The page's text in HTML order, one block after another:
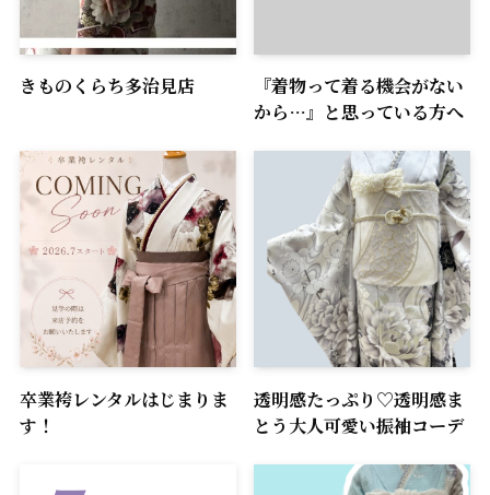
きものくらち多治見店
『着物って着る機会がない
から…』と思っている方へ
卒業袴レンタルはじまりま
す！
透明感たっぷり♡透明感ま
とう大人可愛い振袖コーデ